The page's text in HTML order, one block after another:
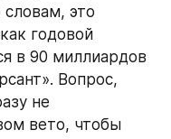
это
годовой
в 90 миллиардов
Вопрос,
не
вето, чтобы